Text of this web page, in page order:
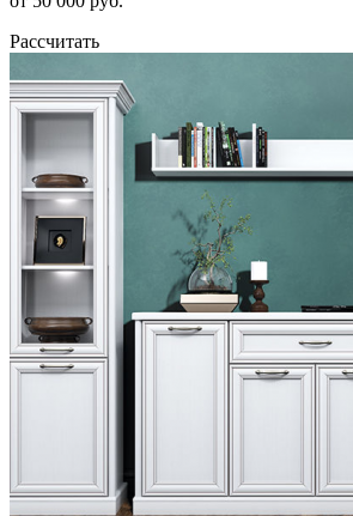
Рассчитать